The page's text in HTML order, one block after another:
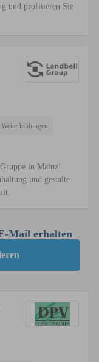
und profitieren Sie
Weiterbildungen
in Mainz!
und gestalte
Mail erhalten